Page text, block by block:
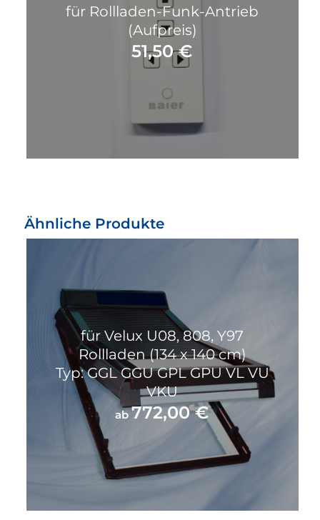
für Rollladen-Funk-Antrieb
(Aufpreis)
51,50€
Ähnliche Produkte
für Velux U08, 808, Y97
Rollladen (134 x 140 cm)
Typ: GGL GGU GPL GPU VL VU
VKU
ab772,00€